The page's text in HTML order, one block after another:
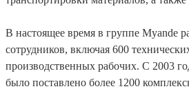
В настоящее время в группе Myande
сотрудников, включая 600
производственных рабочих. С 2003
было поставлено более 1200